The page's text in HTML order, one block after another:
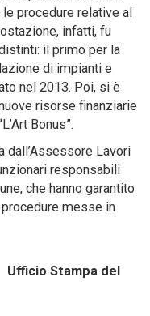
procedure relative al
infatti, fu
il primo per la
di impianti e
nel 2013. Poi, si è
risorse finanziarie
Bonus”.
dall’Assessore Lavori
responsabili
che hanno garantito
messe in
del